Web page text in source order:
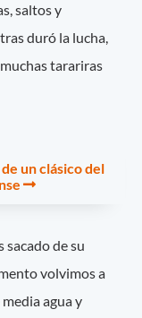
saltos y
duró la lucha,
tarariras
un clásico del
de su
volvimos a
agua y